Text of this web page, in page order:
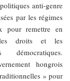
anti-genre
par les régimes
pour remettre en
droits et les
démocratiques.
hongrois
» pour